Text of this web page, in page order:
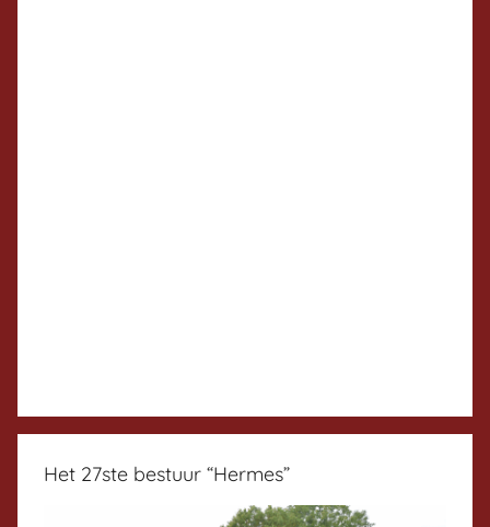
Het 27ste bestuur “Hermes”